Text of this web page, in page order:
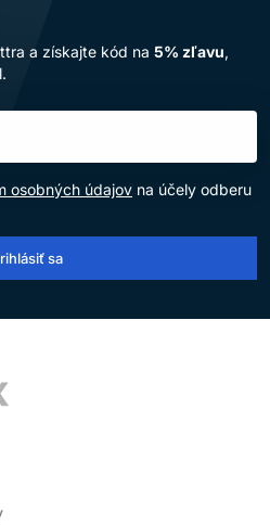
a získajte kód na 5% zľavu,
osobných údajov na účely odberu
sa